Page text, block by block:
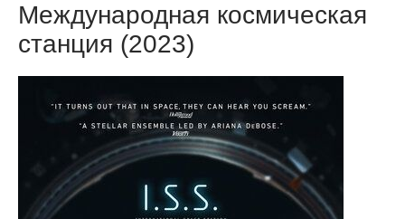
Международная космическая
станция (2023)